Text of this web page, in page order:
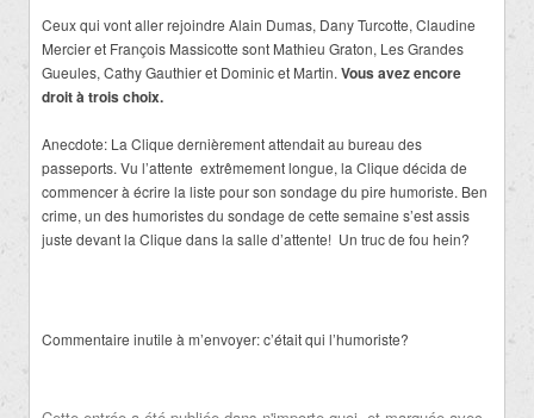
Ceux qui vont aller rejoindre Alain Dumas, Dany Turcotte, Claudine
Mercier et François Massicotte sont Mathieu Graton, Les Grandes
Gueules, Cathy Gauthier et Dominic et Martin. Vous avez encore
droit à trois choix.
Anecdote: La Clique dernièrement attendait au bureau des
passeports. Vu l’attente extrêmement longue, la Clique décida de
commencer à écrire la liste pour son sondage du pire humoriste. Ben
crime, un des humoristes du sondage de cette semaine s’est assis
juste devant la Clique dans la salle d’attente! Un truc de fou hein?
Commentaire inutile à m’envoyer: c’était qui l’humoriste?